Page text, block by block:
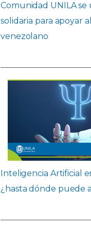
Comunidad UNILA
solidaria para apoyar
venezolano
Inteligencia Artificial
¿hasta dónde puede